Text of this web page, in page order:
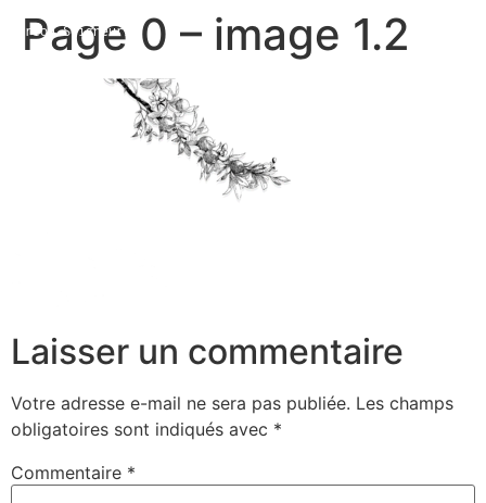
Marion Seigneurin​
Page 0 – image 1.2
Laisser un commentaire
Votre adresse e-mail ne sera pas publiée. Les champs
obligatoires sont indiqués avec *
Commentaire *